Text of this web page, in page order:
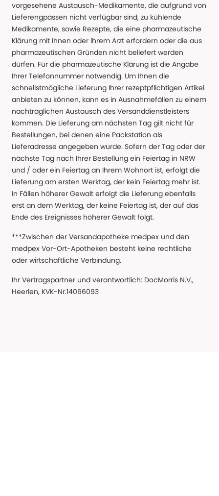
vorgesehene Austausch-Medikamente, die aufgrund von
Lieferengpässen nicht verfügbar sind, zu kühlende
Medikamente, sowie Rezepte, die eine pharmazeutische
Klärung mit Ihnen oder Ihrem Arzt erfordern oder die aus
pharmazeutischen Gründen nicht beliefert werden
dürfen. Für die pharmazeutische Klärung ist die Angabe
Ihrer Telefonnummer notwendig. Um Ihnen die
schnellstmögliche Lieferung Ihrer rezeptpflichtigen Artikel
anbieten zu können, kann es in Ausnahmefällen zu einem
nachträglichen Austausch des Versanddienstleisters
kommen. Die Lieferung am nächsten Tag gilt nicht für
Bestellungen, bei denen eine Packstation als
Lieferadresse angegeben wurde. Sofern der Tag oder der
nächste Tag nach Ihrer Bestellung ein Feiertag in NRW
und / oder ein Feiertag an Ihrem Wohnort ist, erfolgt die
Lieferung am ersten Werktag, der kein Feiertag mehr ist.
In Fällen höherer Gewalt erfolgt die Lieferung ebenfalls
erst an dem Werktag, der keine Feiertag ist, der auf das
Ende des Ereignisses höherer Gewalt folgt.
***Zwischen der Versandapotheke medpex und den
medpex Vor-Ort-Apotheken besteht keine rechtliche
oder wirtschaftliche Verbindung.
Ihr Vertragspartner und verantwortlich: DocMorris N.V.,
Heerlen, KVK-Nr.14066093